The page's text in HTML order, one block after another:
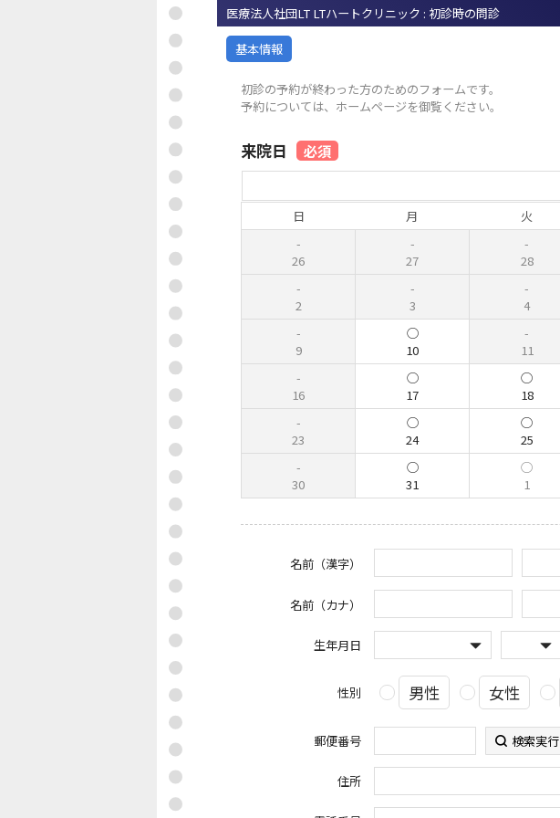
医療法人社団LT LTハートクリニック : 初診時の問診
基本情報
初診の予約が終わった方のためのフォームです。
予約については、ホームページを御覧ください。
来院日 必須
日
月 火
26 27 28
2 3 4
9 10 11
16 17 18
23 24 25
30 31 1
名前（漢字）
名前（カナ）
生年月日
性別 男性 女性
郵便番号 検索実行
住所